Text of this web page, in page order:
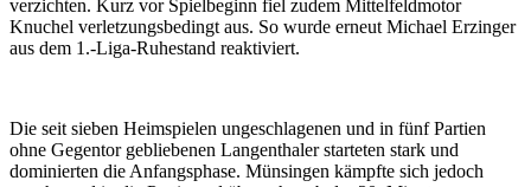
verzichten. Kurz vor Spielbeginn fiel zudem Mittelfeldmotor
Knuchel verletzungsbedingt aus. So wurde erneut Michael Erzinger
aus dem 1.-Liga-Ruhestand reaktiviert.
Die seit sieben Heimspielen ungeschlagenen und in fünf Partien
ohne Gegentor gebliebenen Langenthaler starteten stark und
dominierten die Anfangsphase. Münsingen kämpfte sich jedoch